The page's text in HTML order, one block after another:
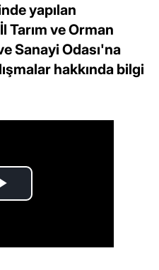
yapılan
Tarım ve Orman
Sanayi Odası'na
hakkında bilgi